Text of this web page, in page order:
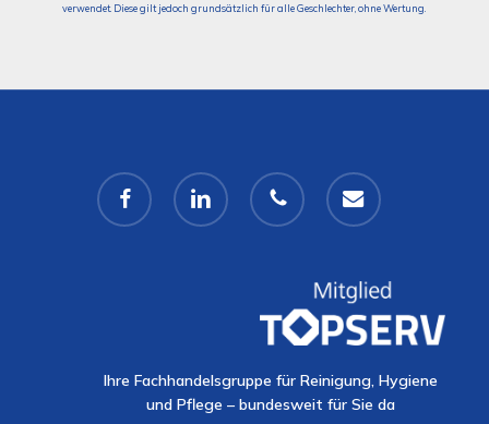
verwendet. Diese gilt jedoch grundsätzlich für alle Geschlechter, ohne Wertung.
facebook linkedin phone email
Ihre Fachhandelsgruppe für Reinigung, Hygiene
und Pflege – bundesweit für Sie da